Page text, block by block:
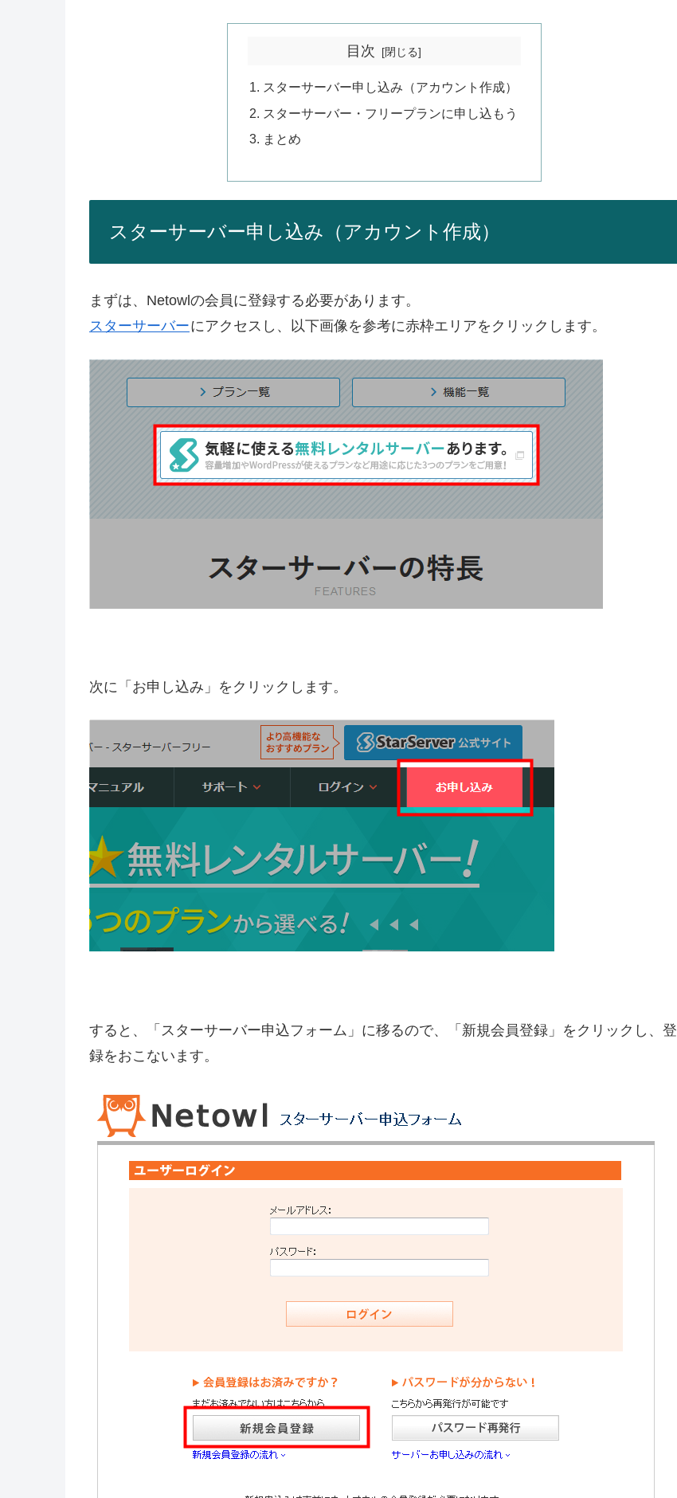
目次
スターサーバー申し込み（アカウント作成）
スターサーバー・フリープランに申し込もう
まとめ
スターサーバー申し込み（アカウント作成）
まずは、Netowlの会員に登録する必要があります。
スターサーバーにアクセスし、以下画像を参考に赤枠エリアをクリックします。
次に「お申し込み」をクリックします。
すると、「スターサーバー申込フォーム」に移るので、「新規会員登録」をクリックし、登
録をおこないます。